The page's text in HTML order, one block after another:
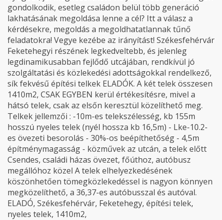
gondolkodik, esetleg családon belül több generáció
lakhatásának megoldása lenne a cél? Itt a válasz a
kérdésekre, megoldás a megoldhatatlannak tűnő
feladatokra! Vegye kezébe az irányítást! Székesfehérvár
Feketehegyi részének legkedveltebb, és jelenleg
legdinamikusabban fejlődő utcájában, rendkívül jó
szolgáltatási és közlekedési adottságokkal rendelkező,
sík fekvésű építési telkek ELADÓK. A két telek összesen
1410m2, CSAK EGYBEN kerül értékesítésre, mivel a
hátsó telek, csak az elsőn keresztül közelíthető meg.
Telkek jellemzői : -10m-es telekszélesség, kb 155m
hosszú nyeles telek (nyél hossza kb 16,5m) - Lke-10.2-
es övezeti besorolás - 30%-os beépíthetőség - 4,5m
építménymagasság - közművek az utcán, a telek előtt
Csendes, családi házas övezet, főúthoz, autóbusz
megállóhoz közel A telek elhelyezkedésének
köszönhetően tömegközlekedéssel is nagyon könnyen
megközelíthető, a 36,37-es autóbusszal és autóval.
ELADÓ, Székesfehérvár, Feketehegy, építési telek,
nyeles telek, 1410m2,